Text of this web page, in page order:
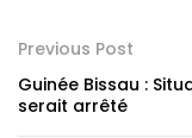
Previous Post
Guinée Bissau :
serait arrêté